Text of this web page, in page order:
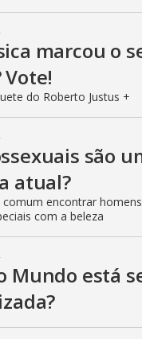
marcou o
Vote!
do Roberto Justus +
são
atual?
comum encontrar
com a beleza
Mundo está